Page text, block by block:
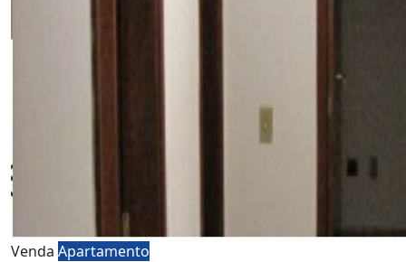
Venda Apartamento